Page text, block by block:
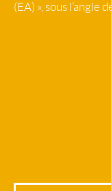
(EA) », sous l’angle